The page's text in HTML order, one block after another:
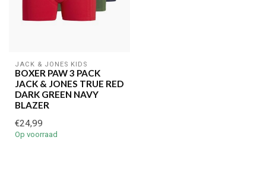
JACK & JONES KIDS
BOXER PAW 3 PACK
JACK & JONES TRUE RED
DARK GREEN NAVY
BLAZER
€24,99
Op voorraad